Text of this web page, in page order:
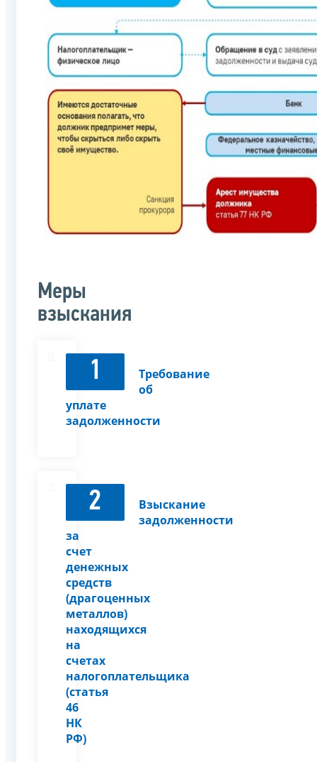
Меры
взыскания
1
Требование
об
уплате
задолженности
2
Взыскание
задолженности
за
счет
денежных
средств
(драгоценных
металлов)
находящихся
на
счетах
налогоплательщика
(статья
46
НК
РФ)